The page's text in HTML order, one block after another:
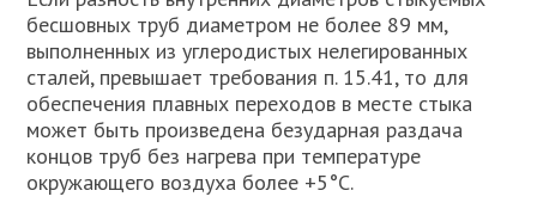
бесшовных труб диаметром не более 89 мм,
выполненных из углеродистых нелегированных
сталей, превышает требования п. 15.41, то для
обеспечения плавных переходов в месте стыка
может быть произведена безударная раздача
концов труб без нагрева при температуре
окружающего воздуха более +5°С.